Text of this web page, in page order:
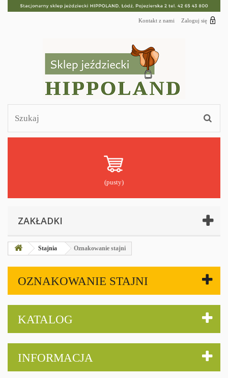
Zaloguj się
Kontakt z nami
(pusty)
ZAKŁADKI
Stajnia Oznakowanie stajni
OZNAKOWANIE STAJNI
KATALOG
INFORMACJA